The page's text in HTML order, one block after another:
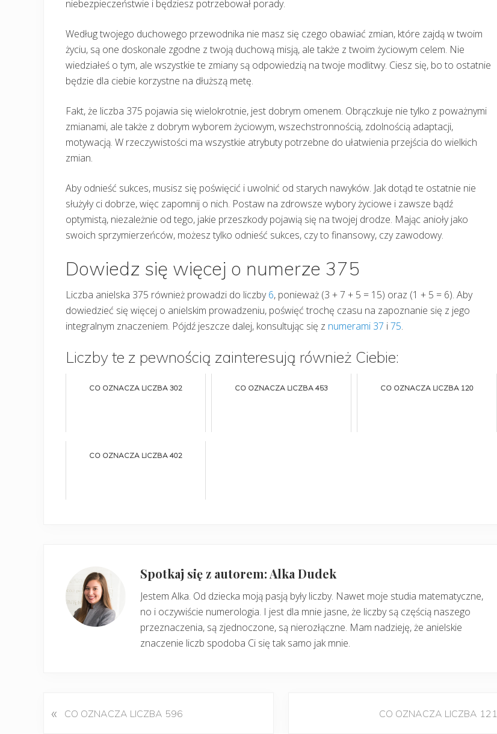
niebezpieczeństwie i będziesz potrzebował porady.
Według twojego duchowego przewodnika nie masz się czego obawiać zmian, które zajdą w twoim
życiu, są one doskonale zgodne z twoją duchową misją, ale także z twoim życiowym celem. Nie
wiedziałeś o tym, ale wszystkie te zmiany są odpowiedzią na twoje modlitwy. Ciesz się, bo to ostatnie
będzie dla ciebie korzystne na dłuższą metę.
Fakt, że liczba 375 pojawia się wielokrotnie, jest dobrym omenem. Obrączkuje nie tylko z poważnymi
zmianami, ale także z dobrym wyborem życiowym, wszechstronnością, zdolnością adaptacji,
motywacją. W rzeczywistości ma wszystkie atrybuty potrzebne do ułatwienia przejścia do wielkich
zmian.
Aby odnieść sukces, musisz się poświęcić i uwolnić od starych nawyków. Jak dotąd te ostatnie nie
służyły ci dobrze, więc zapomnij o nich. Postaw na zdrowsze wybory życiowe i zawsze bądź
optymistą, niezależnie od tego, jakie przeszkody pojawią się na twojej drodze. Mając anioły jako
swoich sprzymierzeńców, możesz tylko odnieść sukces, czy to finansowy, czy zawodowy.
Dowiedz się więcej o numerze 375
Liczba anielska 375 również prowadzi do liczby6, ponieważ (3 + 7 + 5 = 15) oraz (1 + 5 = 6). Aby
dowiedzieć się więcej o anielskim prowadzeniu, poświęć trochę czasu na zapoznanie się z jego
integralnym znaczeniem. Pójdź jeszcze dalej, konsultując się z numerami 37 i75.
Liczby te z pewnością zainteresują również Ciebie:
CO OZNACZA LICZBA 302 CO OZNACZA LICZBA 453 CO OZNACZA LICZBA 120
CO OZNACZA LICZBA 402
Spotkaj się z autorem: Alka Dudek
Jestem Alka. Od dziecka moją pasją były liczby. Nawet moje studia matematyczne,
no i oczywiście numerologia. I jest dla mnie jasne, że liczby są częścią naszego
przeznaczenia, są zjednoczone, są nierozłączne. Mam nadzieję, że anielskie
znaczenie liczb spodoba Ci się tak samo jak mnie.
P
« CO OZNACZA LICZBA 596 CO OZNACZA LICZBA 121